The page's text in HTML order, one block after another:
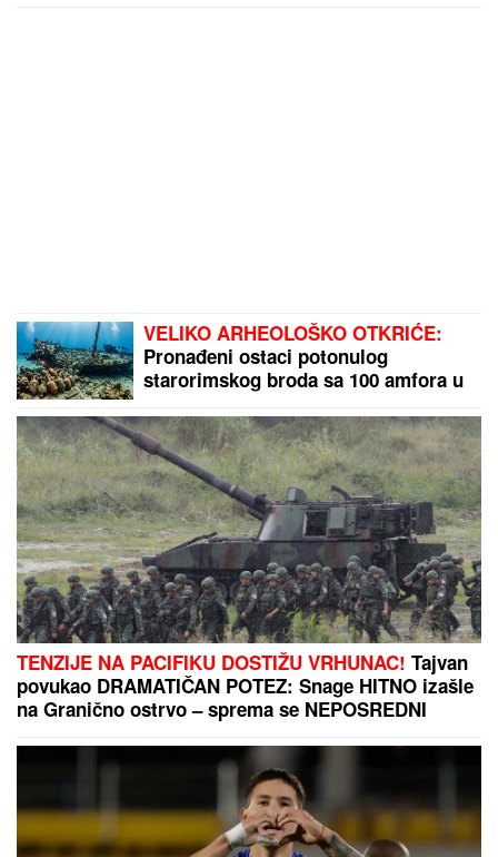
VELIKO ARHEOLOŠKO OTKRIĆE:
Pronađeni ostaci potonulog
starorimskog broda sa 100 amfora u
TENZIJE NA PACIFIKU DOSTIŽU VRHUNAC! Tajvan
povukao DRAMATIČAN POTEZ: Snage HITNO izašle
na Granično ostrvo – sprema se NEPOSREDNI